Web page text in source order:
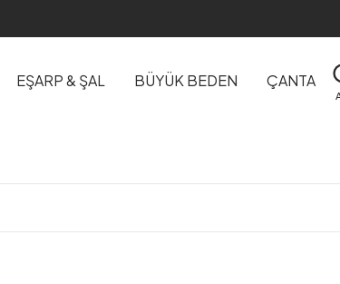
EŞARP & ŞAL BÜYÜK BEDEN ÇANTA